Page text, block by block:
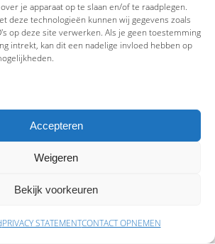
je apparaat op te slaan en/of te raadplegen.
deze technologieën kunnen wij gegevens zoals
op deze site verwerken. Als je geen toestemming
intrekt, kan dit een nadelige invloed hebben op
Accepteren
Weigeren
Bekijk voorkeuren
PRIVACY STATEMENTCONTACT OPNEMEN
Afspraak maken Polissen